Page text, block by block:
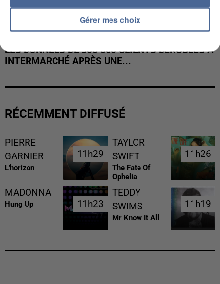
LES DONNÉES DE 300 000 CLIENTS DÉROBÉES À
INTERMARCHÉ APRÈS UNE...
RÉCEMMENT DIFFUSÉ
PIERRE
GARNIER
L'horizon
11h29
11h29
TAYLOR
SWIFT
The Fate Of
Ophelia
11h26
11h26
MADONNA
Hung Up 11h23
11h23
TEDDY
SWIMS
Mr Know It All
11h19
11h19
Gérer mes choix